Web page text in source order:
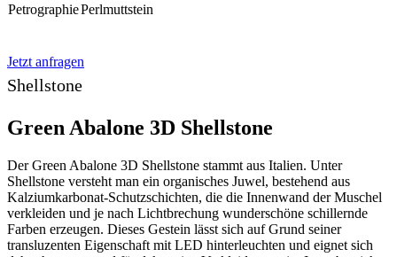
PetrographiePerlmuttstein
Jetzt anfragen
Shellstone
Green Abalone 3D Shellstone
Der Green Abalone 3D Shellstone stammt aus Italien. Unter
Shellstone versteht man ein organisches Juwel, bestehend aus
Kalziumkarbonat-Schutzschichten, die die Innenwand der Muschel
verkleiden und je nach Lichtbrechung wunderschöne schillernde
Farben erzeugen. Dieses Gestein lässt sich auf Grund seiner
transluzenten Eigenschaft mit LED hinterleuchten und eignet sich